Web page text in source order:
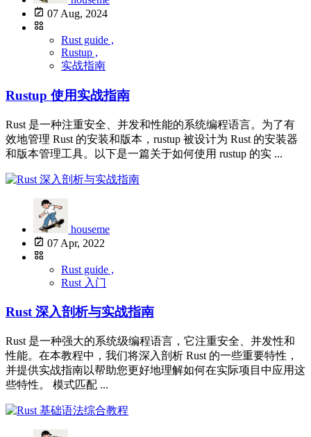
07 Aug, 2024
Rust guide ,
Rustup ,
实战指南
Rustup 使用实战指南
Rust 是一种注重安全、并发和性能的系统编程语言。为了有
效地管理 Rust 的安装和版本，rustup 被设计为 Rust 的安装器
和版本管理工具。以下是一篇关于如何使用 rustup 的实 ...
houseme
07 Apr, 2022
Rust guide ,
Rust 入门
Rust 深入剖析与实战指南
Rust 是一种强大的系统级编程语言，它注重安全、并发性和
性能。在本教程中，我们将深入剖析 Rust 的一些重要特性，
并提供实战指南以帮助您更好地理解如何在实际项目中应用这
些特性。 模式匹配 ...